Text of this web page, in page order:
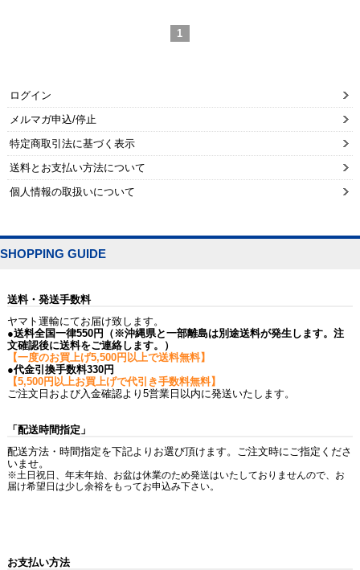
1
ログイン
メルマガ申込/停止
特定商取引法に基づく表示
送料とお支払い方法について
個人情報の取扱いについて
SHOPPING GUIDE
送料・発送手数料
ヤマト運輸にてお届け致します。
●送料全国一律550円（※沖縄県と一部離島は別途送料が発生します。注
文確認後に送料をご連絡します。）
【一度のお買上げ5,500円以上で送料無料】
●代金引換手数料330円
【5,500円以上お買上げで代引き手数料無料】
ご注文日および入金確認より5営業日以内に発送いたします。
「配送時間指定」
配送方法・時間指定を下記よりお選び頂けます。ご注文時にご指定くださ
いませ。
※土日祝日、年末年始、お盆は休業のため発送はいたしておりませんので、お
届け希望日は少し余裕をもってお申込み下さい。
お支払い方法